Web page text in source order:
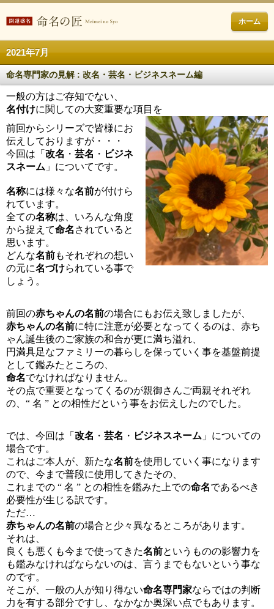
ホーム
2021年7月
命名専門家の見解 : 改名・芸名・ビジネスネーム編
一般の方はご存知でない、
名付けに関しての大変重要な項目を
前回からシリーズで皆様にお
伝えしておりますが・・・
今回は「 改名 ・ 芸名 ・ ビジネ
スネーム 」についてです。
名称には様々な名前が付けら
れています。
全ての名称は、いろんな角度
から捉えて命名 されていると
思います。
どんな名前もそれぞれの想い
の元に名づけられている事で
しょう。
前回の赤ちゃんの名前の場合にもお伝え致しましたが、
赤ちゃんの名前に特に注意が必要となってくるのは、赤ち
ゃん誕生後のご家族の和合が更に満ち溢れ、
円満具足なファミリーの暮らしを保っていく事を基盤前提
として鑑みたところの、
命名でなければなりません。
その点で重要となってくるのが親御さんご両親それぞれ
の、“ 名 ” との相性だという事をお伝えしたのでした。
では、今回は 「 改名 ・ 芸名 ・ ビジネスネーム 」についての
場合です。
これはご本人が、新たな名前を使用していく事になります
ので、今まで普段に使用してきたその、
これまでの “ 名 ” との相性を鑑みた上での命名であるべき
必要性が生じる訳です。
ただ…
赤ちゃんの名前の場合と少々異なるところがあります。
それは、
良くも悪くも今まで使ってきた名前というものの影響力を
も鑑みなければならないのは、言うまでもないという事な
のです。
そこが、一般の人が知り得ない命名専門家ならではの判断
力を有する部分ですし、 なかなか奥深い点でもあります。